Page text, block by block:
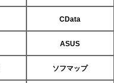
CData
ASUS
ソフマップ